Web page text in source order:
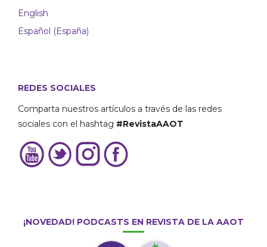
English
Español (España)
REDES SOCIALES
Comparta nuestros artículos a través de las redes
sociales con el hashtag #RevistaAAOT
¡NOVEDAD! PODCASTS EN REVISTA DE LA AAOT